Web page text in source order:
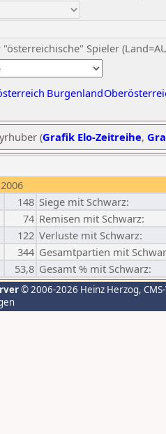
"österreichische" Spieler
Burgenland
(Grafik Elo-Zeitreihe,
148 Siege mit Schwarz:
74 Remisen mit Schwarz:
122 Verluste mit Schwarz:
344 Gesamtpartien mit
53,8 Gesamt % mit Schwarz:
© 2006-2026 Heinz Herzog,